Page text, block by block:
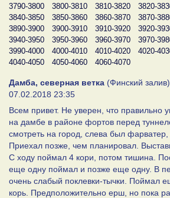
3790-3800
3800-3810 3810-3820 3820-
3840-3850
3850-3860 3860-3870 3870-
3890-3900
3900-3910 3910-3920 3920-
3940-3950
3950-3960 3960-3970 3970-
3990-4000
4000-4010 4010-4020 4020-
4040-4050
4050-4060 4060-4070
Дамба, северная ветка (Финский залив)
07.02.2018 23:35
Всем привет. Не уверен, что правильно
на дамбе в районе фортов перед
смотреть на город, слева был
Приехал позже, чем планировал.
С ходу поймал 4 кори, потом тишина.
еще одну поймал и позже еще одну. В
очень слабый поклевки-тычки. Поймал
корь. Предположительно ерш, но пока